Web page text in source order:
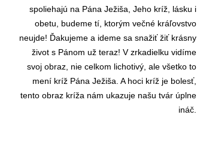
spoliehajú na Pána Ježiša, Jeho kríž, lásku i
obetu, budeme tí, ktorým večné kráľovstvo
neujde! Ďakujeme a ideme sa snažiť žiť krásny
život s Pánom už teraz! V zrkadielku vidíme
svoj obraz, nie celkom lichotivý, ale všetko to
mení kríž Pána Ježiša. A hoci kríž je bolesť,
tento obraz kríža nám ukazuje našu tvár úplne
ináč.